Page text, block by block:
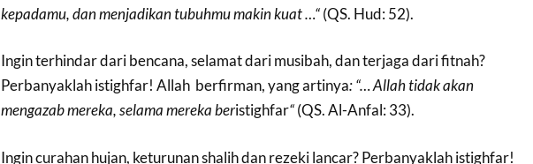
kepadamu,danmenjadikantubuhmumakinkuat …“(QS. Hud: 52).
Ingin terhindar dari bencana, selamat dari musibah, dan terjaga dari fitnah?
Perbanyaklah istighfar! Allah berfirman, yang artinya:“…Allahtidakakan
mengazabmereka,selamamerekaberistighfar“(QS. Al-Anfal: 33).
Ingin curahan hujan, keturunan shalih dan rezeki lancar? Perbanyaklah istighfar!